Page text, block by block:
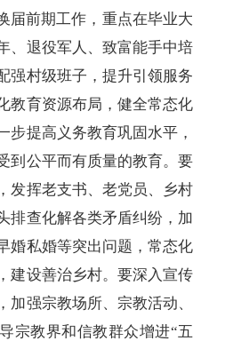
届前期工作，重点在毕业大
、退役军人、致富能手中培
强村级班子，提升引领服务
教育资源布局，健全常态化
步提高义务教育巩固水平，
到公平而有质量的教育。要
发挥老支书、老党员、乡村
排查化解各类矛盾纠纷，加
婚私婚等突出问题，常态化
建设善治乡村。要深入宣传
加强宗教场所、宗教活动、
宗教界和信教群众增进“五